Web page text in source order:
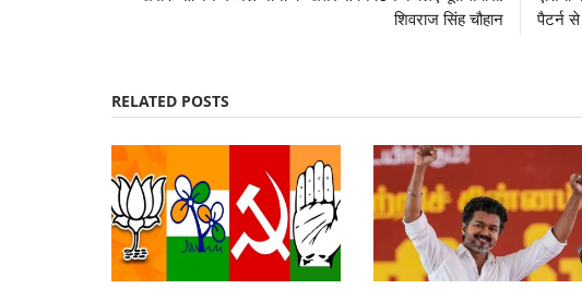
शिवराज सिंह चौहान
पैटर्न
RELATED POSTS
कटाई स्थगित, पर्यावरण
क्या एग्री स्टार्टअप शुरू करना चाहते हैं आप? नाबार्ड देगा
फंडिंग, जानें क्या है पूरी योजना
Team RuralVoice Jul 15, 2024